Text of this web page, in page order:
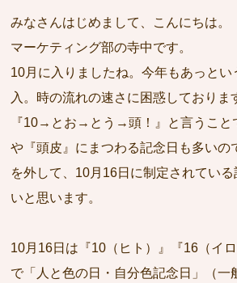
みなさんはじめまして、こんにちは。
マーケティング部の寺中です。
10月に入りましたね。今年もあっとい
入。時の流れの速さに困惑しておりま
『10→とお→とう→頭！』と言うこと
や『頭皮』にまつわる記念日も多いの
を外して、10月16日に制定されてい
いと思います。
10月16日は『10（ヒト）』『16（イ
で「人と色の日・自分色記念日」（一